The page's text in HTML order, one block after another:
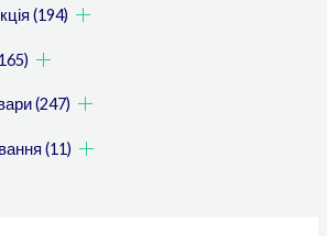
(194)
(247)
(11)